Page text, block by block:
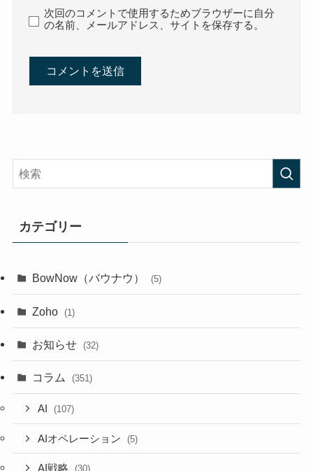
次回のコメントで使用するためブラウザーに自分
の名前、メールアドレス、サイトを保存する。
カテゴリー
BowNow（バウナウ） (5)
Zoho (1)
お知らせ (32)
コラム (351)
AI (107)
AIオペレーション (5)
AI戦略 (30)